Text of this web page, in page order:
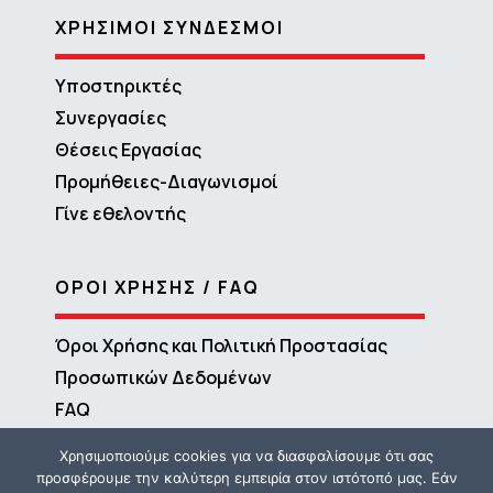
ΧΡΗΣΙΜΟΙ ΣΥΝΔΕΣΜΟΙ
Υποστηρικτές
Συνεργασίες
Θέσεις Εργασίας
Προμήθειες-Διαγωνισμοί
Γίνε εθελοντής
ΟΡΟΙ ΧΡΗΣΗΣ / FAQ
Όροι Χρήσης και Πολιτική Προστασίας
Προσωπικών Δεδομένων
FAQ
Χρησιμοποιούμε cookies για να διασφαλίσουμε ότι σας
προσφέρουμε την καλύτερη εμπειρία στον ιστότοπό μας. Εάν